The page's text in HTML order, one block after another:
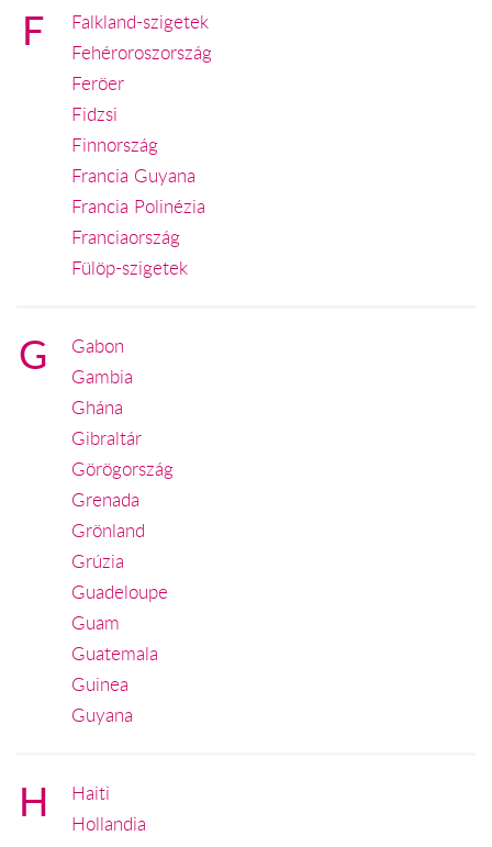
F
Falkland-szigetek
Fehéroroszország
Feröer
Fidzsi
Finnország
Francia Guyana
Francia Polinézia
Franciaország
Fülöp-szigetek
G
Gabon
Gambia
Ghána
Gibraltár
Görögország
Grenada
Grönland
Grúzia
Guadeloupe
Guam
Guatemala
Guinea
Guyana
H
Haiti
Hollandia